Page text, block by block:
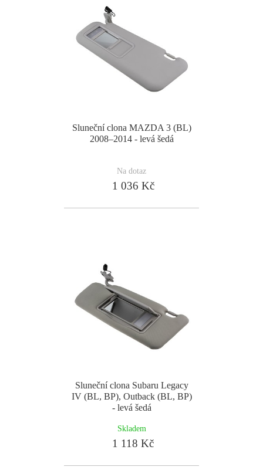
Sluneční clona MAZDA 3 (BL)
2008–2014 - levá šedá
Na dotaz
1 036 Kč
Sluneční clona Subaru Legacy
IV (BL, BP), Outback (BL, BP)
- levá šedá
Skladem
1 118 Kč